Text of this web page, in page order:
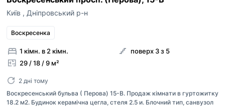
Київ , Дніпровський р-н
Воскресенка
1 кімн. в 2 кімн.
29 / 18 / 9 м²
поверх 3 з 5
2 дні тому
Воскресенський бульва ( Перова) 15-В. Продаж кімнати в гуртожитку
18.2 м2. Будинок керамічна цегла, стеля 2.5 и. Блочний тип, санвузол